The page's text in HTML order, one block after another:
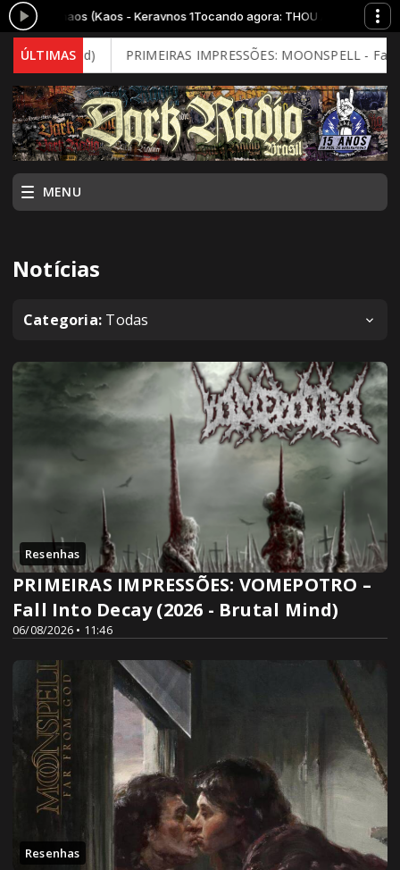
Chaos (Kaos - Keravnos 1Tocando agora: THOU ART LORD - A Call
ÚLTIMAS
Mind) PRIMEIRAS IMPRESSÕES: MOONSPELL - Far From
MENU
Notícias
Categoria: Todas
Resenhas
06/08/2026 • 11:46
PRIMEIRAS IMPRESSÕES: VOMEPOTRO –
Fall Into Decay (2026 - Brutal Mind)
Resenhas